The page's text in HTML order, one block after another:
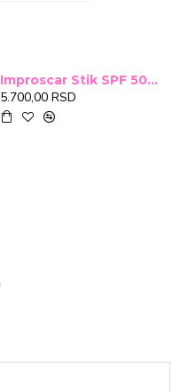
Improscar Stik SPF 50+ Conceal 6,9g (tonirani)
5.700,00 RSD